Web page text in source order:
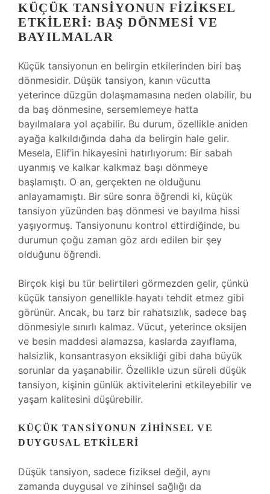
KÜÇÜK TANSIYONUN FIZIKSEL
ETKILERI: BAŞ DÖNMESI VE
BAYILMALAR
Küçük tansiyonun en belirgin etkilerinden biri baş
dönmesidir. Düşük tansiyon, kanın vücutta
yeterince düzgün dolaşmamasına neden olabilir, bu
da baş dönmesine, sersemlemeye hatta
bayılmalara yol açabilir. Bu durum, özellikle aniden
ayağa kalkıldığında daha da belirgin hale gelir.
Mesela, Elif’in hikayesini hatırlıyorum: Bir sabah
uyanmış ve kalkar kalkmaz başı dönmeye
başlamıştı. O an, gerçekten ne olduğunu
anlayamamıştı. Bir süre sonra öğrendi ki, küçük
tansiyon yüzünden baş dönmesi ve bayılma hissi
yaşıyormuş. Tansiyonunu kontrol ettirdiğinde, bu
durumun çoğu zaman göz ardı edilen bir şey
olduğunu öğrendi.
Birçok kişi bu tür belirtileri görmezden gelir, çünkü
küçük tansiyon genellikle hayatı tehdit etmez gibi
görünür. Ancak, bu tarz bir rahatsızlık, sadece baş
dönmesiyle sınırlı kalmaz. Vücut, yeterince oksijen
ve besin maddesi alamazsa, kaslarda zayıflama,
halsizlik, konsantrasyon eksikliği gibi daha büyük
sorunlar da yaşanabilir. Özellikle uzun süreli düşük
tansiyon, kişinin günlük aktivitelerini etkileyebilir ve
yaşam kalitesini düşürebilir.
KÜÇÜK TANSIYONUN ZIHINSEL VE
DUYGUSAL ETKILERI
Düşük tansiyon, sadece fiziksel değil, aynı
zamanda duygusal ve zihinsel sağlığı da